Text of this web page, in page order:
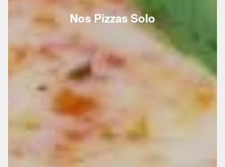
Nos Pizzas Solo